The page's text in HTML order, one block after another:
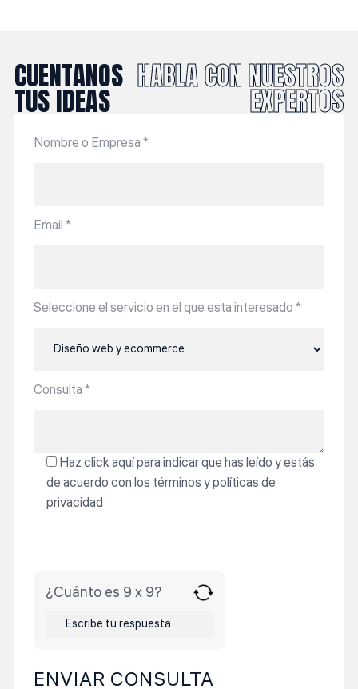
CUENTANOS
TUS IDEAS
HABLA CON NUESTROS
EXPERTOS
Nombre o Empresa*
Email*
Seleccione el servicio en el que esta interesado*
Consulta*
Haz click aquí para indicar que has leído y estás
de acuerdo con los términos y políticas de
privacidad
¿Cuánto es 9 x 9?